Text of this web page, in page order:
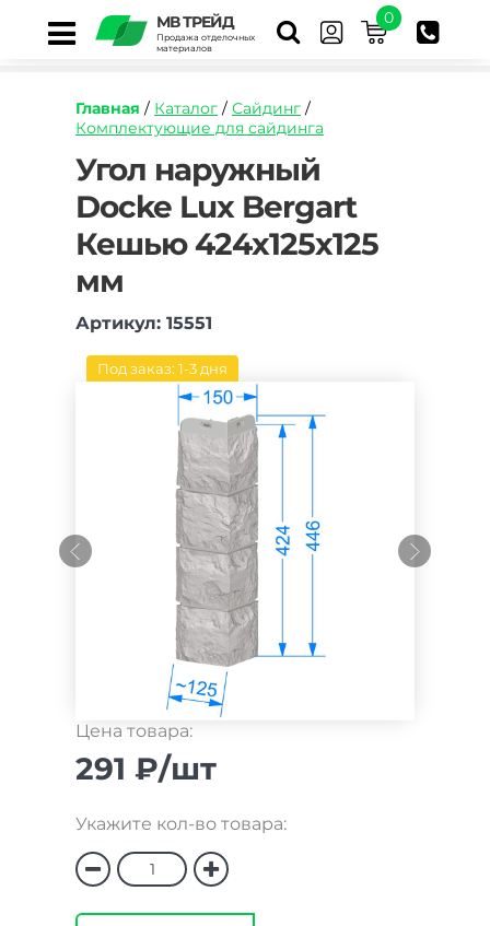
МВ ТРЕЙД
Продажа отделочных
материалов
0
Главная / Каталог / Сайдинг /
Комплектующие для сайдинга
https://mvtrade.ru/images/id/normal/ugol-
naruzhnyy-
docke-
lux-
bergart-
Угол наружный
Docke Lux Bergart
Кешью 424х125х125
мм
Артикул: 15551
Под заказ: 1-3 дня
Цена товара:
291 ₽/шт
Укажите кол-во товара: